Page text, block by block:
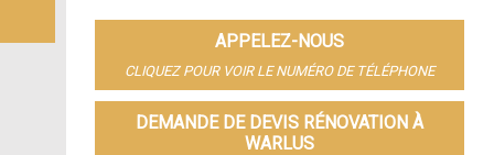
APPELEZ-NOUS
CLIQUEZ POUR VOIR LE NUMÉRO DE TÉLÉPHONE
DEMANDE DE DEVIS RÉNOVATION À
WARLUS